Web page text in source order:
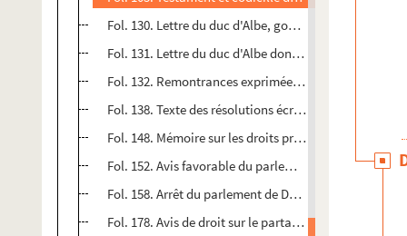
Fol. 130. Lettre du duc d'Albe, gouverneur des Pays-
Fol. 131. Lettre du duc d'Albe donnant avis au
Fol. 132. Remontrances exprimées, au nom du
Fol. 138. Texte des résolutions écrites par Balthazar
Fol. 148. Mémoire sur les droits prétendus par
Fol. 152. Avis favorable du parlement de Franche-
Fol. 158. Arrêt du parlement de Dole condamnant
Fol. 178. Avis de droit sur le partage de la